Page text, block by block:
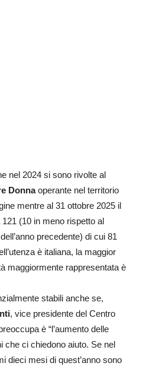
nel 2024 si sono rivolte al
Donnaoperante nel territorio
mentre al 31 ottobre 2025 il
(10 in meno rispetto al
precedente) di cui 81
è italiana, la maggior
maggiormente rappresentata è
stabili anche se,
, vice presidente del Centro
è “l’aumento delle
che ci chiedono aiuto. Se nel
dieci mesi di quest’anno sono